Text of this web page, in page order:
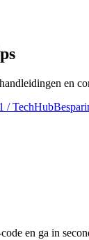
en
/ TechHub
en ga in